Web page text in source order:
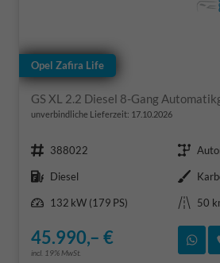
Opel Zafira Life
GS XL 2.2 Diesel 8-Gang
unverbindliche Lieferzeit: 17.10.2026
Fahrzeugnr. 388022 Getriebe
Kraftstoff Diesel Außenfarbe
Leistung
132 kW (179 PS) Kilometerstand 50
45.990,– €
incl. 19% MwSt.